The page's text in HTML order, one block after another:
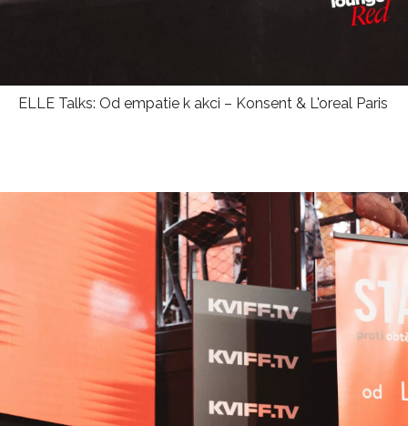
ELLE Talks: Od empatie k akci – Konsent & L'oreal Paris